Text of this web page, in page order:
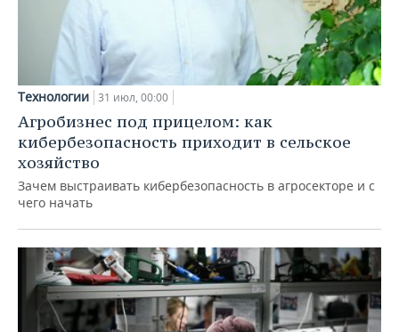
Технологии 31 июл, 00:00
Агробизнес под прицелом: как
кибербезопасность приходит в сельское
хозяйство
Зачем выстраивать кибербезопасность в агросекторе и с
чего начать